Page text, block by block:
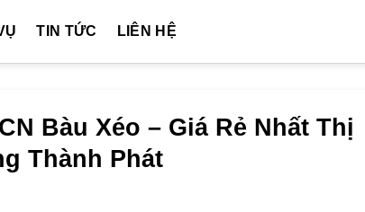
TIN TỨC LIÊN HỆ
Bàu Xéo – Giá Rẻ Nhất Thị
Thành Phát